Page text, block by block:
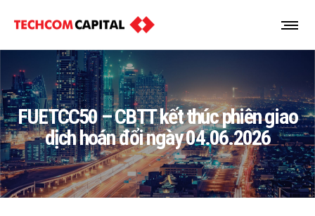
FUETCC50 – CBTT kết thúc phiên giao
dịch hoán đổi ngày 04.06.2026